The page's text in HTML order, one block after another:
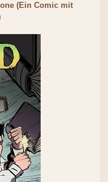
(Ein Comic mit